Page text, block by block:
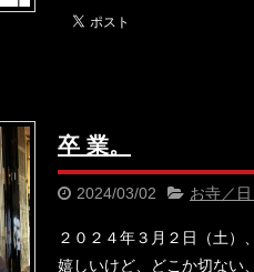
卒 業。
2024/03/02 お寺／
２０２４年３月２日（土）
嬉しいけど、どこか切ない